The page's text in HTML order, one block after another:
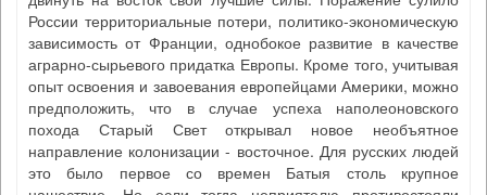
России территориальные потери, политико-экономическую
зависимость от Франции, однобокое развитие в качестве
аграрно-сырьевого придатка Европы. Кроме того, учитывая
опыт освоения и завоевания европейцами Америки, можно
предположить, что в случае успеха наполеоновского
похода Старый Свет открывал новое необъятное
направление колонизации - восточное. Для русских людей
это было первое со времен Батыя столь крупное